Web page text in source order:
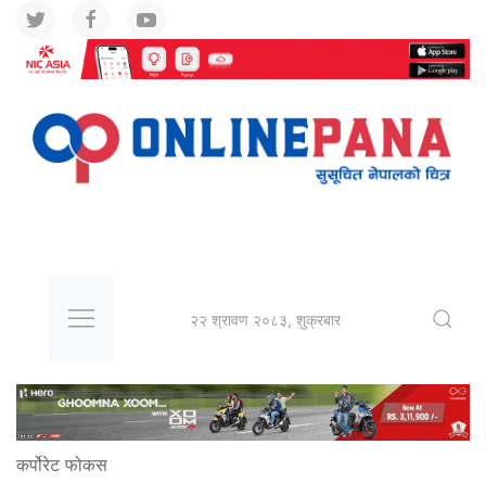
२२ श्रावण २०८३, शुक्रबार
कर्पोरेट फोकस